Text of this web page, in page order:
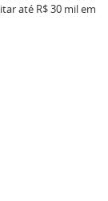
até R$ 30 mil em